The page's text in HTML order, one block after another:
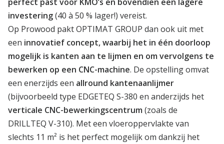
investering(40 à 50 % lager!) vereist.
Op Prowood pakt OPTIMAT GROUP dan ook uit met
een innovatief concept, waarbij het in één doorloop
mogelijk is kanten aan te lijmen en om vervolgens te
bewerken op een CNC-machine. De opstelling omvat
een enerzijds een allround kantenaanlijmer
(bijvoorbeeld type EDGETEQ S-380 en anderzijds het
verticale CNC-bewerkingscentrum (zoals de
DRILLTEQ V-310). Met een vloeroppervlakte van
slechts 11 m² is het perfect mogelijk om dankzij het